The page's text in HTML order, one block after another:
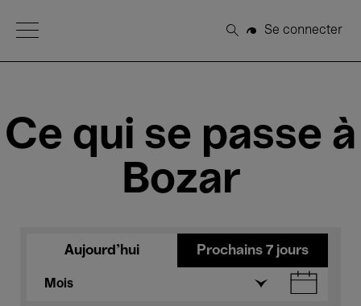
Open Menu
Rechercher
Se connecter
Ce qui se passe à
Bozar
Aujourd'hui Prochains 7 jours
Mois